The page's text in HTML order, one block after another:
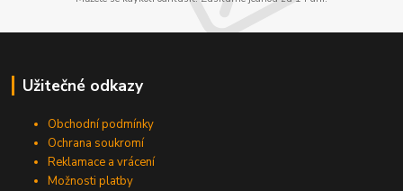
Užitečné odkazy
Obchodní podmínky
Ochrana soukromí
Reklamace a vrácení
Možnosti platby